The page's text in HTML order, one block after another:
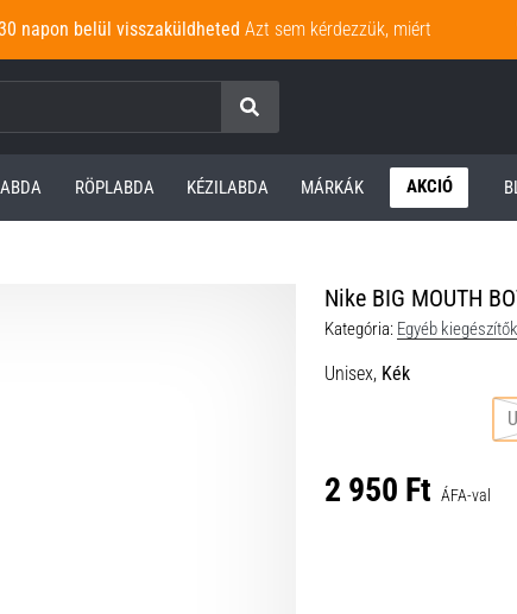
napon belül visszaküldheted Azt sem kérdezzük, miért
Keresés
RÖPLABDA KÉZILABDA MÁRKÁK AKCIÓ
Nike BIG MOUTH
Kategória: Egyéb kiegészítők
Unisex, Kék
2 950 Ft ÁFA-val